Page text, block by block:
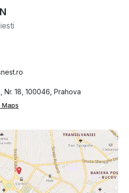
Nr. 18, 100046, Prahova